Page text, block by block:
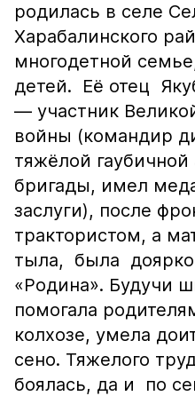
родилась в селе
Харабалинского
многодетной
детей. Её отец
— участник
войны (командир
тяжёлой
бригады, имел
заслуги), после
трактористом, а
тыла, была
«Родина». Будучи
помогала
колхозе, умела
сено. Тяжелого
боялась, да и по